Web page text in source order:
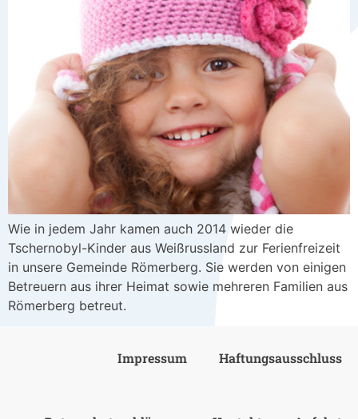
Wie in jedem Jahr kamen auch 2014 wieder die
Tschernobyl-Kinder aus Weißrussland zur Ferienfreizeit
in unsere Gemeinde Römerberg. Sie werden von einigen
Betreuern aus ihrer Heimat sowie mehreren Familien aus
Römerberg betreut.
Impressum Haftungsausschluss